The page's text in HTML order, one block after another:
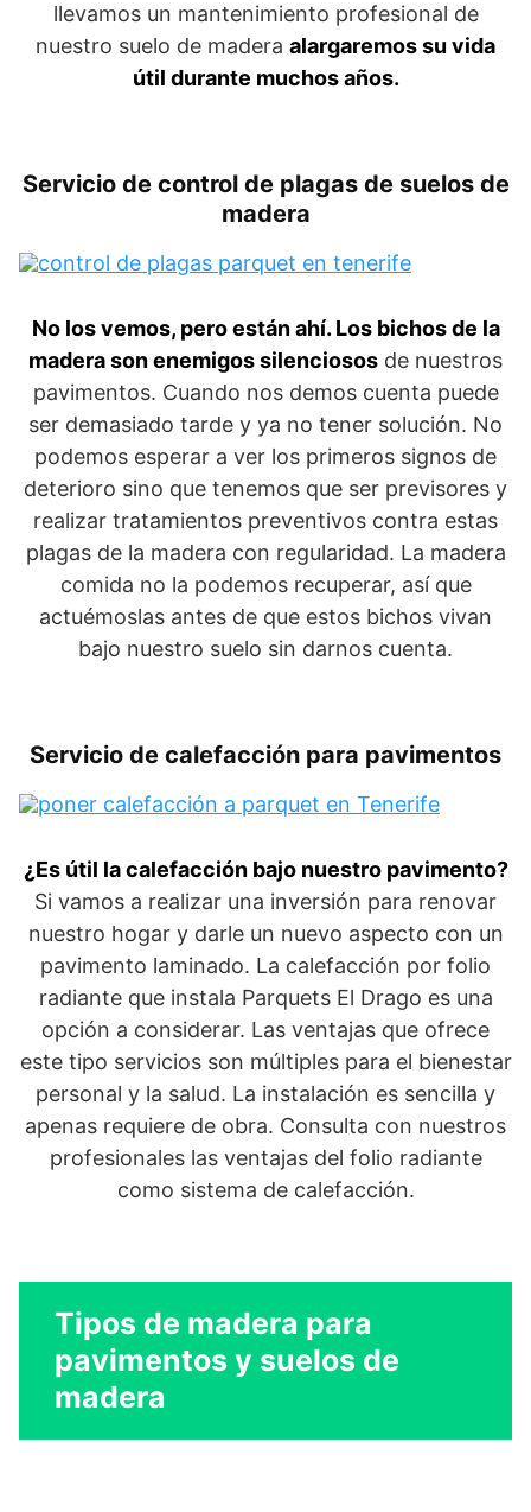
llevamos un mantenimiento profesional de
nuestro suelo de madera alargaremos su vida
útil durante muchos años.
Servicio de control de plagas de suelos de
madera
No los vemos, pero están ahí. Los bichos de la
madera son enemigos silenciosos de nuestros
pavimentos. Cuando nos demos cuenta puede
ser demasiado tarde y ya no tener solución. No
podemos esperar a ver los primeros signos de
deterioro sino que tenemos que ser previsores y
realizar tratamientos preventivos contra estas
plagas de la madera con regularidad. La madera
comida no la podemos recuperar, así que
actuémoslas antes de que estos bichos vivan
bajo nuestro suelo sin darnos cuenta.
Servicio de calefacción para pavimentos
¿Es útil la calefacción bajo nuestro pavimento?
Si vamos a realizar una inversión para renovar
nuestro hogar y darle un nuevo aspecto con un
pavimento laminado. La calefacción por folio
radiante que instala Parquets El Drago es una
opción a considerar. Las ventajas que ofrece
este tipo servicios son múltiples para el bienestar
personal y la salud. La instalación es sencilla y
apenas requiere de obra. Consulta con nuestros
profesionales las ventajas del folio radiante
como sistema de calefacción.
Tipos de madera para
pavimentos y suelos de
madera